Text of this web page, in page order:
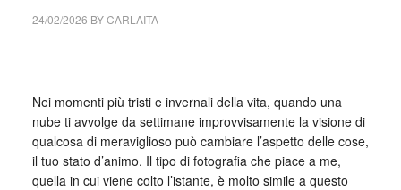
24/02/2026 BYCARLAITA
Nei momenti più tristi e invernali della vita, quando una
nube ti avvolge da settimane improvvisamente la visione di
qualcosa di meraviglioso può cambiare l’aspetto delle cose,
il tuo stato d’animo. Il tipo di fotografia che piace a me,
quella in cui viene colto l’istante, è molto simile a questo